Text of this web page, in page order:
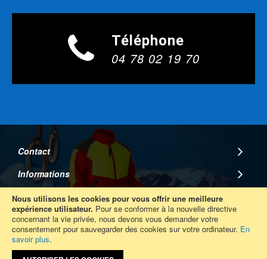
Nous utilisons les cookies pour vous offrir une meilleure
expérience utilisateur. Pour se conformer à la nouvelle directive
concernant la vie privée, nous devons vous demander votre
consentement pour sauvegarder des cookies sur votre ordinateur. En
savoir plus.
Téléphone
04 78 02 19 70
Contact
Informations
A Propos
Suivez Nous